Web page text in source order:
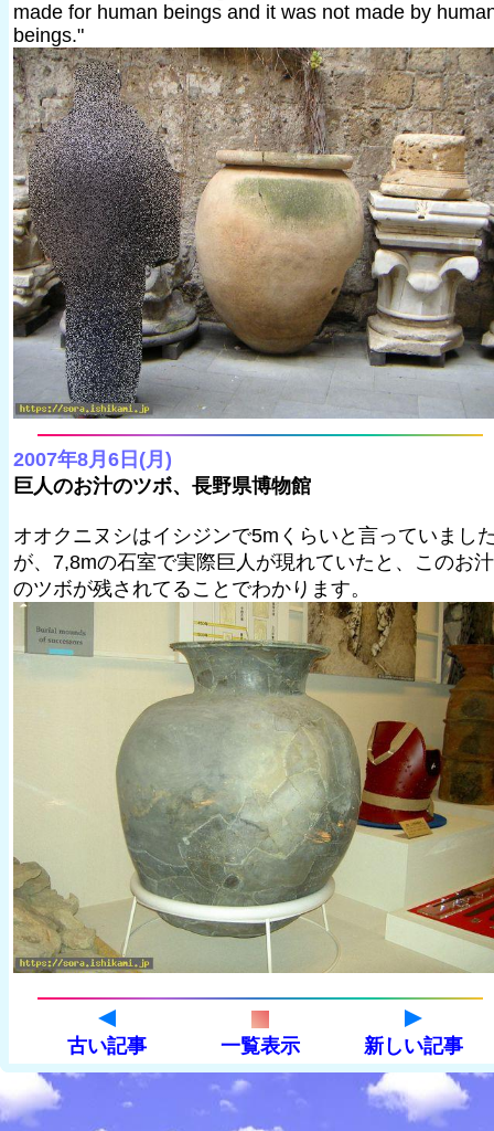
made for human beings and it was not made by
beings."
2007年8月6日(月)
巨人のお汁のツボ、長野県博物館
オオクニヌシはイシジンで5mくらいと言っていまし
が、7,8mの石室で実際巨人が現れていたと、このお汁
のツボが残されてることでわかります。
古い記事 一覧表示 新しい記事